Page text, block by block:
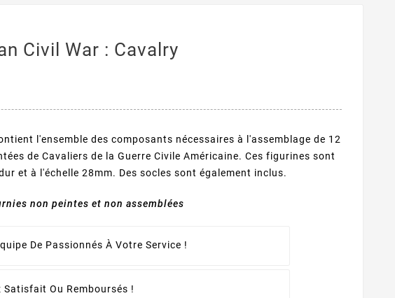
Civil War : Cavalry
l'ensemble des composants nécessaires à l'assemblage de 12
de Cavaliers de la Guerre Civile Américaine. Ces figurines sont
et à l'échelle 28mm. Des socles sont également inclus.
non peintes et non assemblées
De Passionnés À Votre Service !
Satisfait Ou Remboursés !